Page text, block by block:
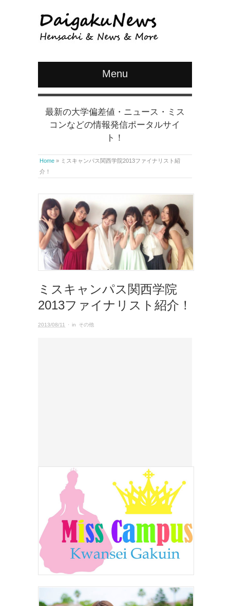
Menu
最新の大学偏差値・ニュース・ミス
コンなどの情報発信ポータルサイ
ト！
Home » ミスキャンパス関西学院2013ファイナリスト紹
介！
ミスキャンパス関西学院
2013ファイナリスト紹介！
2013/08/11 · in その他